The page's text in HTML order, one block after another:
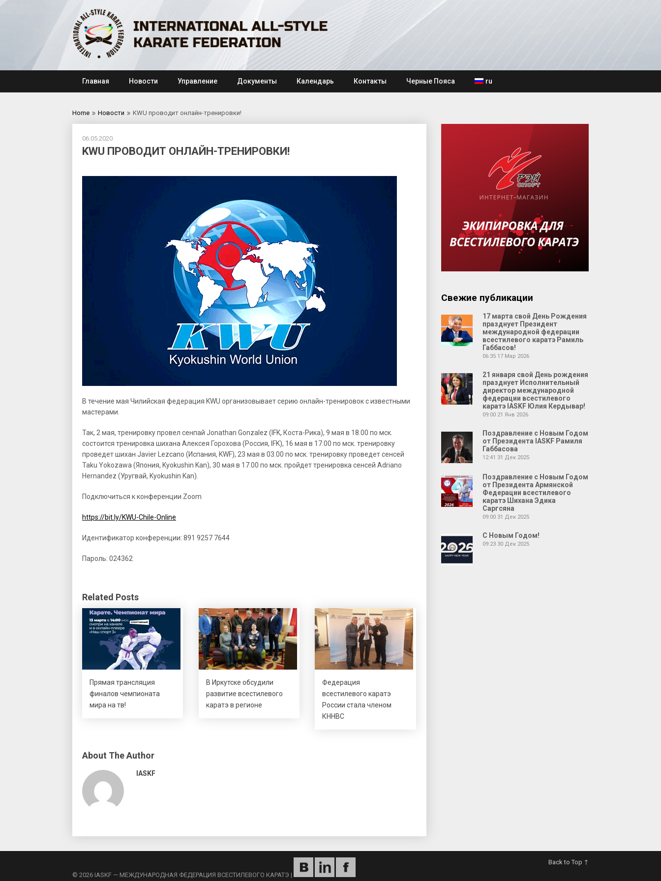
Главная Новости Управление Документы Календарь Контакты Черные Пояса ru
Home Новости KWU проводит онлайн-тренировки!
06.05.2020
KWU ПРОВОДИТ ОНЛАЙН-ТРЕНИРОВКИ!
В течение мая Чилийская федерация KWU организовывает серию онлайн-тренировок с известными
мастерами.
Так, 2 мая, тренировку провел сенпай Jonathan Gonzalez (IFK, Коста-Рика), 9 мая в 18.00 по мск.
состоится тренировка шихана Алексея Горохова (Россия, IFK), 16 мая в 17.00 по мск. тренировку
проведет шихан Javier Lezcano (Испания, KWF), 23 мая в 03.00 по мск. тренировку проведет сенсей
Taku Yokozawa (Япония, Kyokushin Kan), 30 мая в 17.00 по мск. пройдет тренировка сенсей Adriano
Hernandez (Уругвай, Kyokushin Kan).
Подключиться к конференции Zoom
https://bit.ly/KWU-Chile-Online
Идентификатор конференции: 891 9257 7644
Пароль: 024362
Related Posts
Прямая трансляция
финалов чемпионата
мира на тв!
В Иркутске обсудили
развитие всестилевого
каратэ в регионе
Федерация
всестилевого каратэ
России стала членом
КННВС
About The Author
IASKF
Свежие публикации
17 марта свой День Рождения
празднует Президент
международной федерации
всестилевого каратэ Рамиль
Габбасов!
06:35 17 Мар 2026
21 января свой День рождения
празднует Исполнительный
директор международной
федерации всестилевого
каратэ IASKF Юлия Кердывар!
09:00 21 Янв 2026
Поздравление с Новым Годом
от Президента IASKF Рамиля
Габбасова
12:41 31 Дек 2025
Поздравление с Новым Годом
от Президента Армянской
Федерации всестилевого
каратэ Шихана Эдика
Саргсяна
09:00 31 Дек 2025
С Новым Годом!
09:23 30 Дек 2025
© 2026 IASKF — МЕЖДУНАРОДНАЯ ФЕДЕРАЦИЯ ВСЕСТИЛЕВОГО КАРАТЭ |
Back to Top ↑